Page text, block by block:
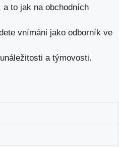
to jak na obchodních
vnímáni jako odborník ve
a týmovosti.